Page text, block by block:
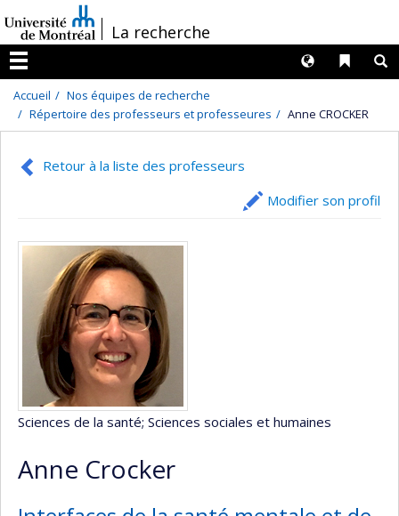
au
contenu
/La recherche
Menu
Liens
Langues
Accueil
Nos équipes de recherche
Répertoire des professeurs et professeures
Anne CROCKER
Retour à la liste des professeurs
Modifier son profil
Sciences de la santé; Sciences sociales et humaines
Anne Crocker